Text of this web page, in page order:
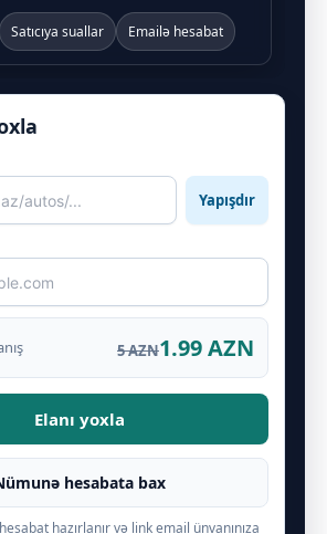
Satıcıya suallar Emailə hesabat
Yapışdır
5 AZN1.99 AZN
Elanı yoxla
hesabata bax
hazırlanır və link email ünvanınıza